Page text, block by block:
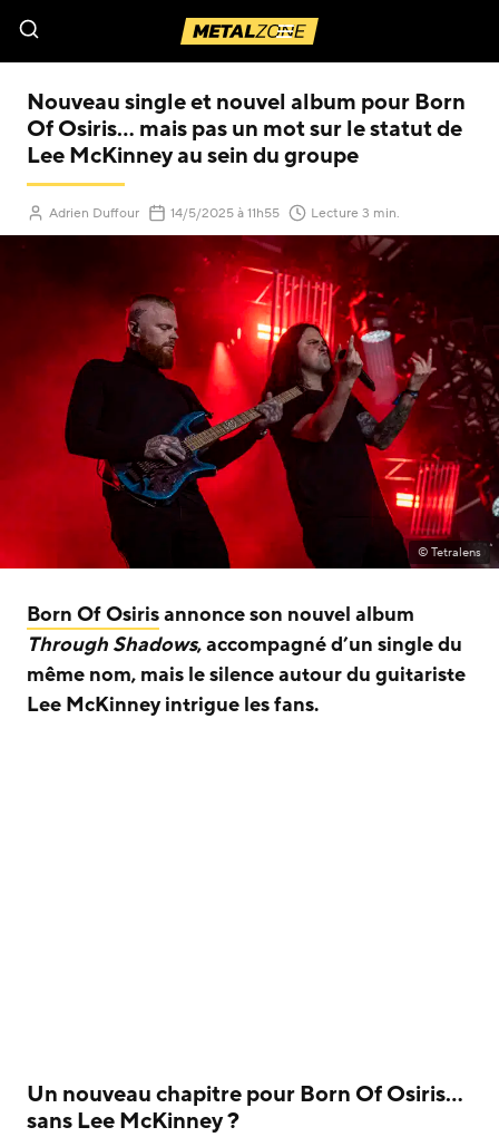
Menu
Nouveau single et nouvel album pour Born
Of Osiris… mais pas un mot sur le statut de
Lee McKinney au sein du groupe
Adrien Duffour 14/5/2025à 11h55 Lecture 3 min.
© Tetralens
Born Of Osirisannonce son nouvel album
Through Shadows, accompagné d’un single du
même nom, mais le silence autour du guitariste
Lee McKinney intrigue les fans.
Un nouveau chapitre pour Born Of Osiris…
sans Lee McKinney ?